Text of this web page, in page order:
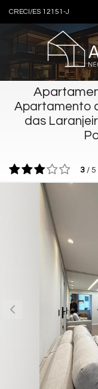
CRECI/ES 12151-J
Apartamento
das
3 / 5